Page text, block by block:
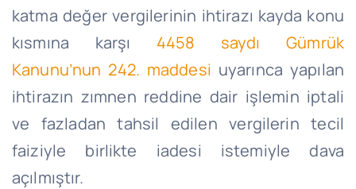
katma değer vergilerinin ihtirazı kayda konu
kısmına karşı 4458 saydı Gümrük
Kanunu’nun 242. maddesi uyarınca yapılan
ihtirazın zımnen reddine dair işlemin iptali
ve fazladan tahsil edilen vergilerin tecil
faiziyle birlikte iadesi istemiyle dava
açılmıştır.